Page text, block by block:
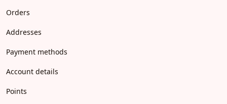
Orders
Addresses
Payment methods
Account details
Points